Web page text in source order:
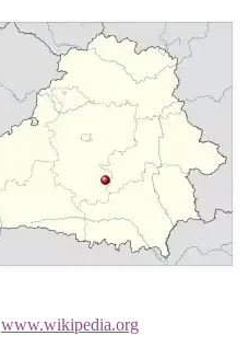
www.wikipedia.org